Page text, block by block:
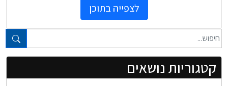
טקסט חופשי...
קטגוריות נושאים
לצפייה בתוכן